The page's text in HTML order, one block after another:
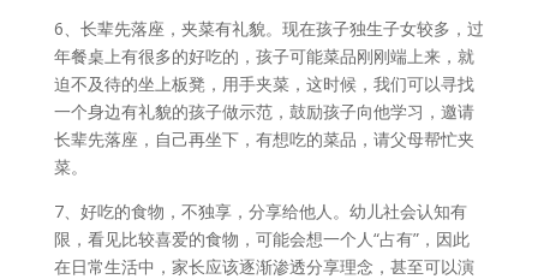
6、长辈先落座，夹菜有礼貌。现在孩子独生子女较多，过
年餐桌上有很多的好吃的，孩子可能菜品刚刚端上来，就
迫不及待的坐上板凳，用手夹菜，这时候，我们可以寻找
一个身边有礼貌的孩子做示范，鼓励孩子向他学习，邀请
长辈先落座，自己再坐下，有想吃的菜品，请父母帮忙夹
菜。
7、好吃的食物，不独享，分享给他人。幼儿社会认知有
限，看见比较喜爱的食物，可能会想一个人“占有”，因此
在日常生活中，家长应该逐渐渗透分享理念，甚至可以演